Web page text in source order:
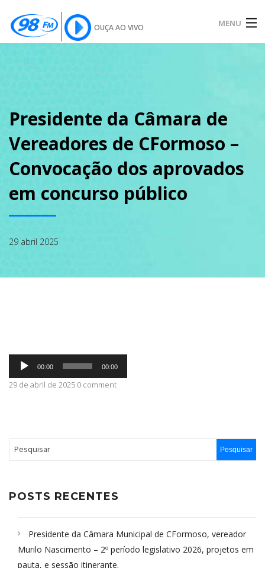
OUÇA AO VIVO MENU
SOBRE
PODCAST
GALERIA
Presidente da Câmara de
Vereadores de CFormoso –
Convocação dos aprovados
em concurso público
29 abril 2025
Tocador
áudio
00:00 00:00
29 de abril de 2025 0 comment
POSTS RECENTES
Presidente da Câmara Municipal de CFormoso, vereador
Murilo Nascimento – 2º período legislativo 2026, projetos em
pauta, e sessão itinerante.